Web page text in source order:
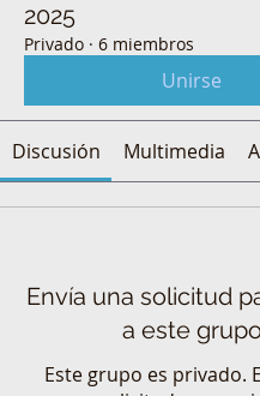
2025
Privado · 6 miembros
Unirse
Discusión Multimedia
Envía una solicitud
a este grupo
Este grupo es privado.